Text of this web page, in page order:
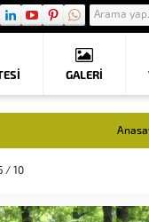
GALERİ
/ 10